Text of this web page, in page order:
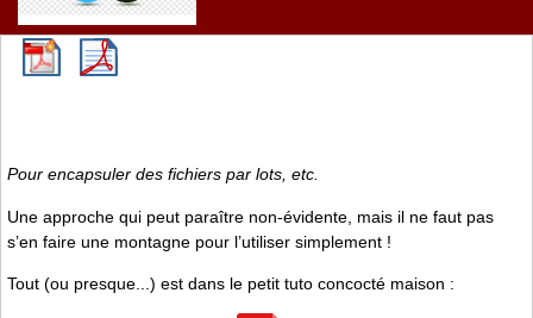
Pour encapsuler des fichiers par lots, etc.
Une approche qui peut paraître non-évidente, mais il ne faut pas
s’en faire une montagne pour l’utiliser simplement !
Tout (ou presque...) est dans le petit tuto concocté maison :